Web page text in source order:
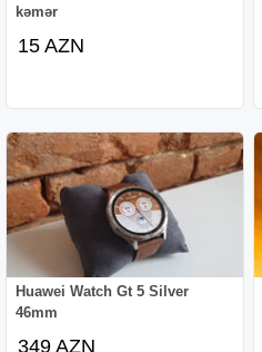
kəmər
15 AZN
Huawei Watch Gt 5 Silver
46mm
349 AZN